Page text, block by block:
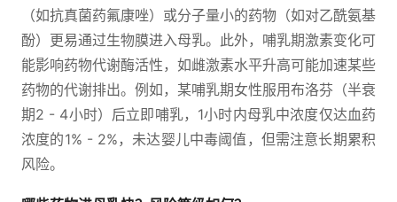
（如抗真菌药氟康唑）或分子量小的药物（如对乙酰氨基
酚）更易通过生物膜进入母乳。此外，哺乳期激素变化可
能影响药物代谢酶活性，如雌激素水平升高可能加速某些
药物的代谢排出。例如，某哺乳期女性服用布洛芬（半衰
期2 - 4小时）后立即哺乳，1小时内母乳中浓度仅达血药
浓度的1% - 2%，未达婴儿中毒阈值，但需注意长期累积
风险。